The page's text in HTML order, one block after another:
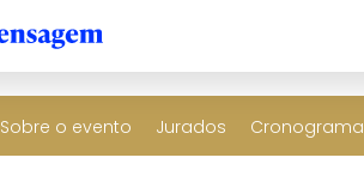
Sobre o evento Jurados